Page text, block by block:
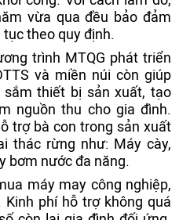
vừa qua đều bảo đảm
tục theo quy định.
trình MTQG phát triển
và miền núi còn giúp
thiết bị sản xuất, tạo
nguồn thu cho gia đình.
trợ bà con trong sản xuất
thác rừng như: Máy cày,
bơm nước đa năng.
máy may công nghiệp,
phí hỗ trợ không quá